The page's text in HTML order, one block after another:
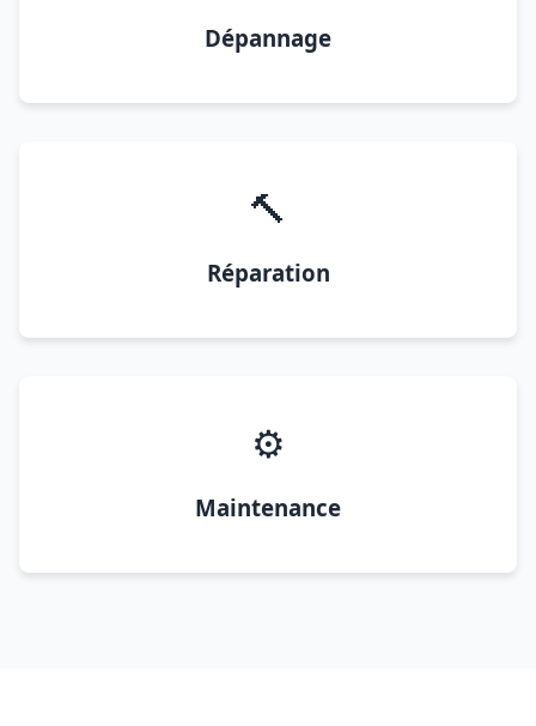
Dépannage
🔨
Réparation
⚙️
Maintenance